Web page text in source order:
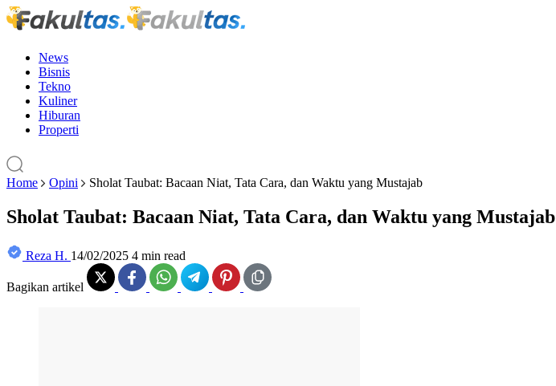
News
Bisnis
Tekno
Kuliner
Hiburan
Properti
Home Opini Sholat Taubat: Bacaan Niat, Tata Cara, dan Waktu yang Mustajab
Sholat Taubat: Bacaan Niat, Tata Cara, dan Waktu yang Mustajab
Reza H. 14/02/2025 4 min read
Bagikan artikel